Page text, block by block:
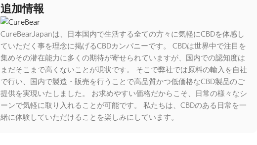
追加情報
CureBearJapanは、日本国内で生活する全ての方々に気軽にCBDを体感し
ていただく事を理念に掲げるCBDカンパニーです。 CBDは世界中で注目を
集めその潜在能力に多くの期待が寄せられていますが、国内での認知度は
まだそこまで高くないことが現状です。 そこで弊社では原料の輸入を自社
で行い、国内で製造・販売を行うことで高品質かつ低価格なCBD製品のご
提供を実現いたしました。 お求めやすい価格だからこそ、日常の様々なシ
ーンで気軽に取り入れることが可能です。 私たちは、CBDのある日常を一
緒に体験していただけることを楽しみにしています。